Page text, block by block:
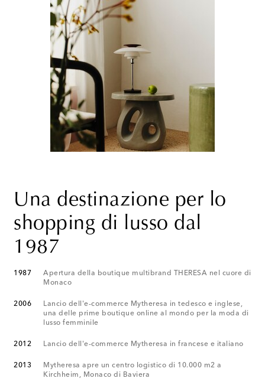
Una destinazione per lo
shopping di lusso dal
1987
1987
Apertura della boutique multibrand THERESA nel cuore di
Monaco
2006
Lancio dell'e-commerce Mytheresa in tedesco e inglese,
una delle prime boutique online al mondo per la moda di
lusso femminile
2012 Lancio dell'e-commerce Mytheresa in francese e italiano
2013
Mytheresa apre un centro logistico di 10.000 m2 a
Kirchheim, Monaco di Baviera